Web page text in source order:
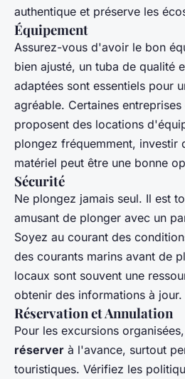
authentique et préserve les
Équipement
Assurez-vous d'avoir le bon
bien ajusté, un tuba de qualité
adaptées sont essentiels pour
agréable. Certaines
proposent des locations
plongez fréquemment, investir
matériel peut être une bonne
Sécurité
Ne plongez jamais seul. Il est
amusant de plonger avec un
Soyez au courant des
des courants marins avant de
locaux sont souvent une
obtenir des informations à jour.
Réservation et Annulation
Pour les excursions
réserver à l'avance, surtout
touristiques. Vérifiez les